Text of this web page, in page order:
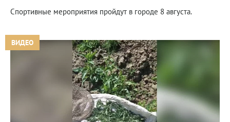
Спортивные мероприятия пройдут в городе 8 августа.
ВИДЕО